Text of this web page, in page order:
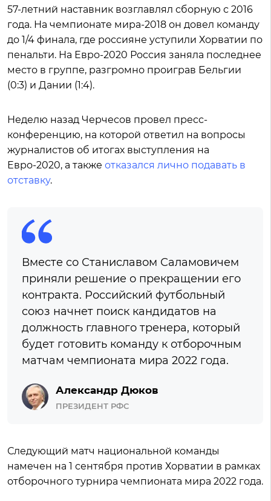
57-летний наставник возглавлял сборную с 2016
года. На чемпионате мира-2018 он довел команду
до 1/4 финала, где россияне уступили Хорватии по
пенальти. На Евро-2020 Россия заняла последнее
место в группе, разгромно проиграв Бельгии
(0:3) и Дании (1:4).
Неделю назад Черчесов провел пресс-
конференцию, на которой ответил на вопросы
журналистов об итогах выступления на
Евро-2020, а также отказался лично подавать в
отставку.
Вместе со Станиславом Саламовичем
приняли решение о прекращении его
контракта. Российский футбольный
союз начнет поиск кандидатов на
должность главного тренера, который
будет готовить команду к отборочным
матчам чемпионата мира 2022 года.
Александр Дюков
ПРЕЗИДЕНТ РФС
Следующий матч национальной команды
намечен на 1 сентября против Хорватии в рамках
отборочного турнира чемпионата мира 2022 года.